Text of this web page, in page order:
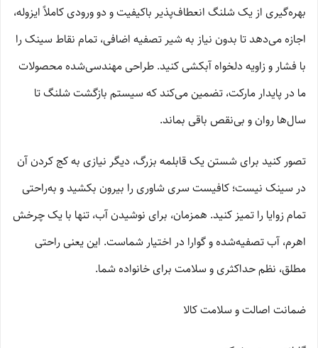
بهره‌گیری از یک شلنگ انعطاف‌پذیر باکیفیت و دو ورودی کاملاً ایزوله،
اجازه می‌دهد تا بدون نیاز به شیر تصفیه اضافی، تمام نقاط سینک را
با فشار و زاویه دلخواه آبکشی کنید. طراحی مهندسی‌شده محصولات
ما در پایدار مارکت، تضمین می‌کند که سیستم بازگشت شلنگ تا
سال‌ها روان و بی‌نقص باقی بماند.
تصور کنید برای شستن یک قابلمه بزرگ، دیگر نیازی به کج کردن آن
در سینک نیست؛ کافیست سری شاوری را بیرون بکشید و به‌راحتی
تمام زوایا را تمیز کنید. همزمان، برای نوشیدن آب، تنها با یک چرخش
اهرم، آب تصفیه‌شده و گوارا در اختیار شماست. این یعنی راحتی
مطلق، نظم حداکثری و سلامت برای خانواده شما.
ضمانت اصالت و سلامت کالا